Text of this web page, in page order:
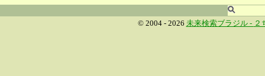
© 2004 - 2026 未来検索ブラジル - ２